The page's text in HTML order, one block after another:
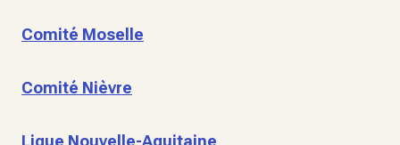
Comité Moselle
Comité Nièvre
Ligue Nouvelle-Aquitaine